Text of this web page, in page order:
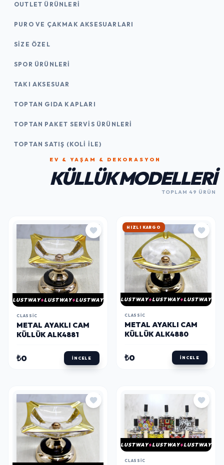
OUTLET ÜRÜNLERI
PURO VE ÇAKMAK AKSESUARLARI
SIZE ÖZEL
SPOR ÜRÜNLERI
TAKI AKSESUAR
TOPTAN GIDA KAPLARI
TOPTAN PAKET SERVIS ÜRÜNLERI
TOPTAN SATIŞ (KOLI İLE)
EV & YAŞAM & DEKORASYON
KÜLLÜK MODELLERI
TOPLAM 49 ÜRÜN
LUSTWAY LUSTWAY LUSTWAY
CLASSIC
METAL AYAKLI CAM
KÜLLÜK ALK4881
₺0 İNCELE
HIZLI KARGO
LUSTWAY LUSTWAY LUSTWAY
CLASSIC
METAL AYAKLI CAM
KÜLLÜK ALK4880
₺0 İNCELE
LUSTWAY LUSTWAY LUSTWAY
CLASSIC